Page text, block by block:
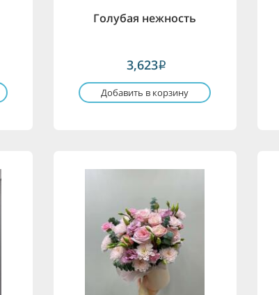
Голубая нежность
3,623i
Добавить в корзину